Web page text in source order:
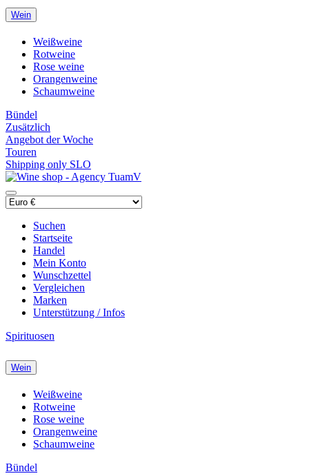
Wein
Weißweine
Rotweine
Rose weine
Orangenweine
Schaumweine
Bündel
Zusätzlich
Angebot der Woche
Touren
Shipping only SLO
Suchen
Startseite
Handel
Mein Konto
Wunschzettel
Vergleichen
Marken
Unterstützung / Infos
Spirituosen
Wein
Weißweine
Rotweine
Rose weine
Orangenweine
Schaumweine
Bündel